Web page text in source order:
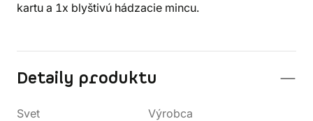
kartu a 1x blyštivú hádzacie mincu.
Detaily produktu
Svet
Výrobca